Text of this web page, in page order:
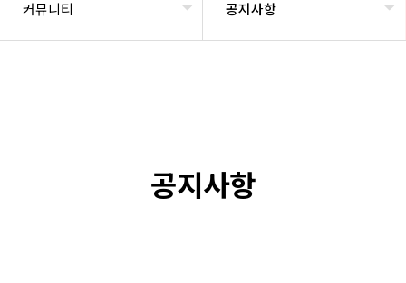
커뮤니티 공지사항
공지사항